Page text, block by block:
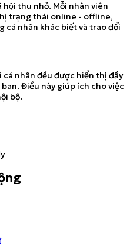
thu nhỏ. Mỗi nhân viên
trạng thái online - offline,
cá nhân khác biết và trao đổi
nhân đều được hiển thị đầy
Điều này giúp ích cho việc
bộ.